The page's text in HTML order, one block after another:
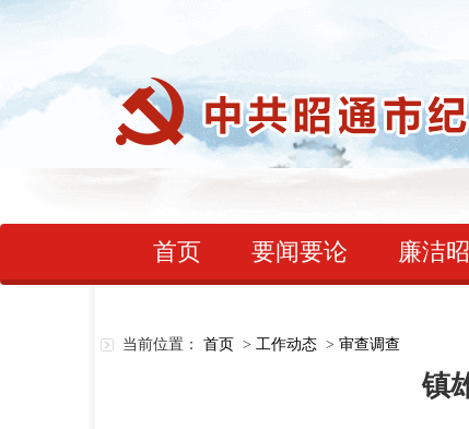
首页 要闻要论 廉洁
当前位置： 首页 > 工作动态 > 审查调查
镇